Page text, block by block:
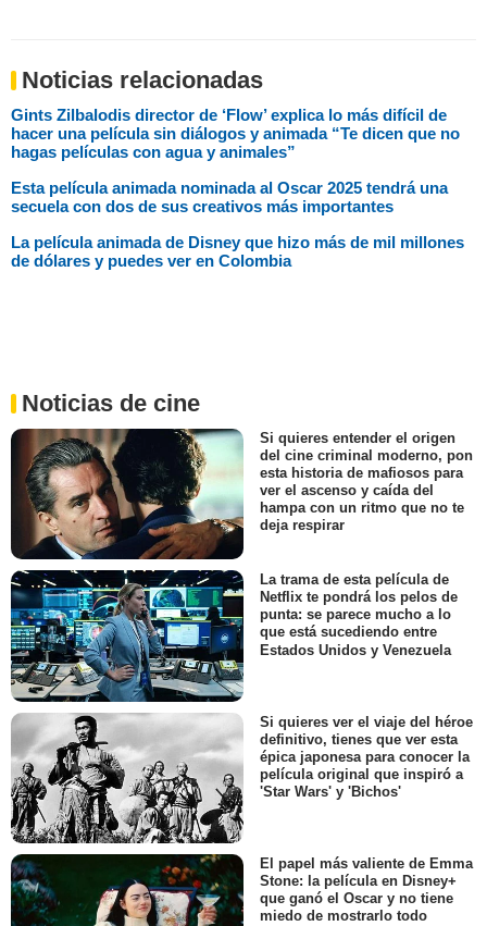
Noticias relacionadas
Gints Zilbalodis director de ‘Flow’ explica lo más difícil de
hacer una película sin diálogos y animada “Te dicen que no
hagas películas con agua y animales”
Esta película animada nominada al Oscar 2025 tendrá una
secuela con dos de sus creativos más importantes
La película animada de Disney que hizo más de mil millones
de dólares y puedes ver en Colombia
Noticias de cine
Si quieres entender el origen
del cine criminal moderno, pon
esta historia de mafiosos para
ver el ascenso y caída del
hampa con un ritmo que no te
deja respirar
La trama de esta película de
Netflix te pondrá los pelos de
punta: se parece mucho a lo
que está sucediendo entre
Estados Unidos y Venezuela
Si quieres ver el viaje del héroe
definitivo, tienes que ver esta
épica japonesa para conocer la
película original que inspiró a
'Star Wars' y 'Bichos'
El papel más valiente de Emma
Stone: la película en Disney+
que ganó el Oscar y no tiene
miedo de mostrarlo todo